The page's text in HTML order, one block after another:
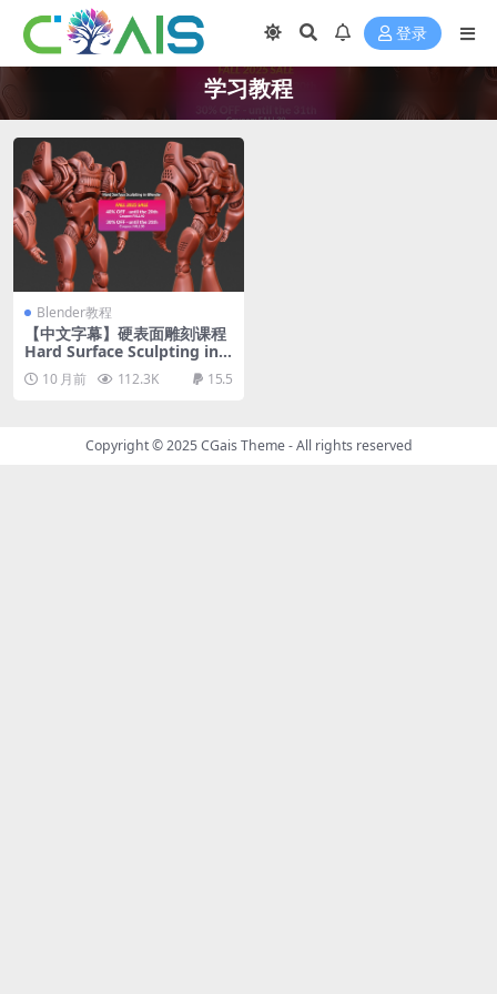
登录
学习教程
Blender教程
【中文字幕】硬表面雕刻课程
Hard Surface Sculpting in B
lender10 月前 112.3K 15.5
Copyright © 2025CGais Theme- All rights reserved